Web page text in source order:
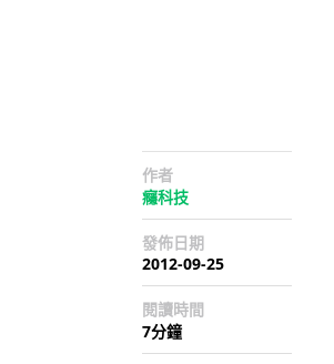
作者
癮科技
發佈日期
2012-09-25
閱讀時間
7分鐘